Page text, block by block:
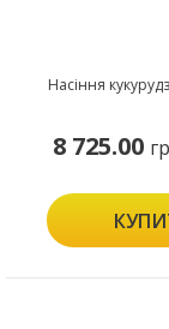
Насіння
8 725.00